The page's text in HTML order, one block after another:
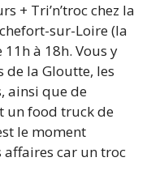
+ Tri’n’troc chez la
sur-Loire (la
à 18h. Vous y
de la Gloutte, les
ainsi que de
un food truck de
le moment
affaires car un troc